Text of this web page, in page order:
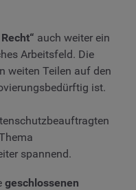
auch weiter ein
Arbeitsfeld. Die
weiten Teilen auf den
ist.
spannend.
geschlossenen